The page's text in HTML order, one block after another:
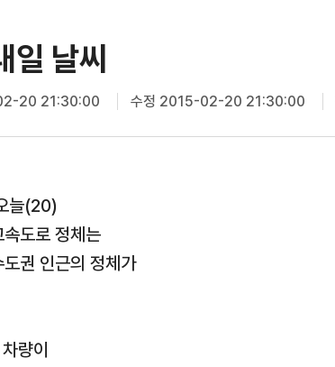
일 날씨
20 21:30:00 수정 2015-02-20 21:30:00
늘(20)
속도로 정체는
권 인근의 정체가
량이